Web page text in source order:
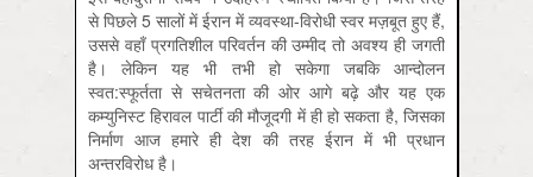
से पिछले 5 सालों में ईरान में व्यवस्था-विरोधी स्वर मज़बूत हुए हैं,
उससे वहाँ प्रगतिशील परिवर्तन की उम्मीद तो अवश्य ही जगती
है। लेकिन यह भी तभी हो सकेगा जबकि आन्दोलन
स्वत:स्फूर्तता से सचेतनता की ओर आगे बढ़े और यह एक
कम्युनिस्ट हिरावल पार्टी की मौजूदगी में ही हो सकता है, जिसका
निर्माण आज हमारे ही देश की तरह ईरान में भी प्रधान
अन्तरविरोध है।